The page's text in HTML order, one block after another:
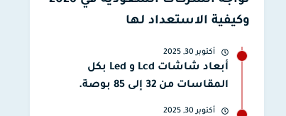
وكيفية الاستعداد لها
أكتوبر 30, 2025
أبعاد شاشات Lcd و Led بكل
المقاسات من 32 إلى 85 بوصة.
أكتوبر 30, 2025